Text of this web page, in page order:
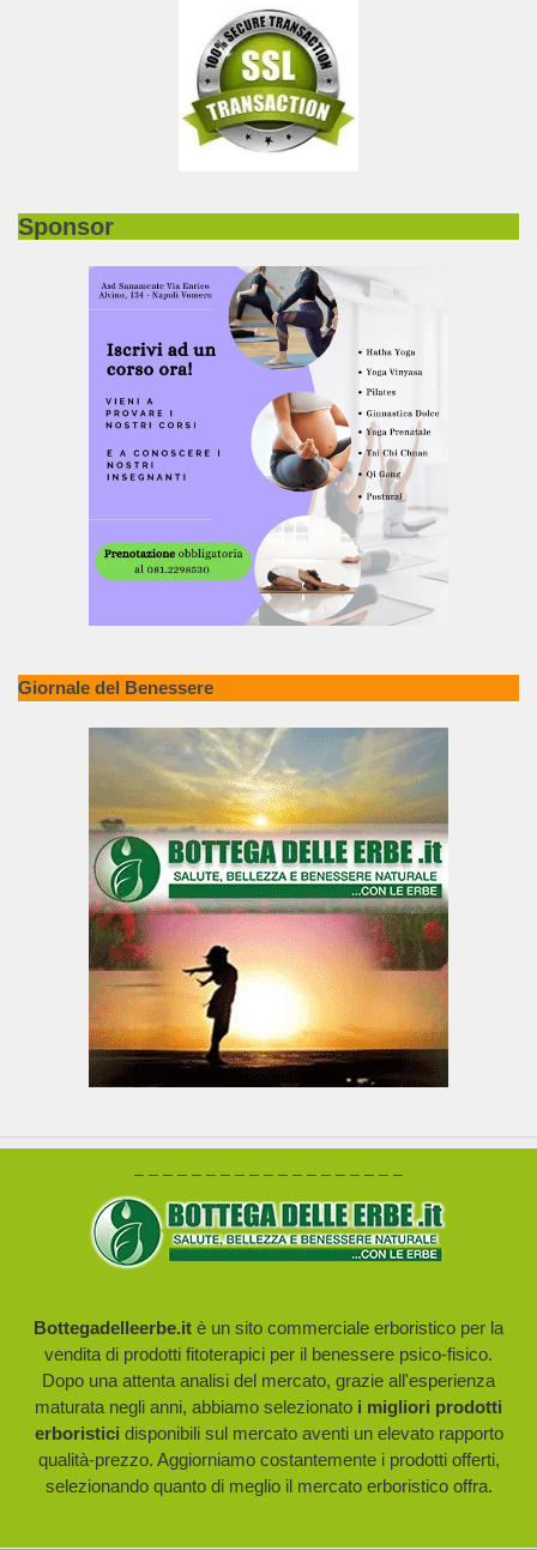
Sponsor
Giornale del Benessere
– – – – – – – – – – – – – – – – – – –
Bottegadelleerbe.it è un sito commerciale erboristico per la
vendita di prodotti fitoterapici per il benessere psico-fisico.
Dopo una attenta analisi del mercato, grazie all'esperienza
maturata negli anni, abbiamo selezionato i migliori prodotti
erboristici disponibili sul mercato aventi un elevato rapporto
qualità-prezzo. Aggiorniamo costantemente i prodotti offerti,
selezionando quanto di meglio il mercato erboristico offra.